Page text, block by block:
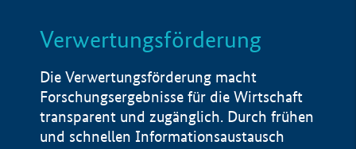
Verwertungsförderung
Die Verwertungsförderung macht
Forschungsergebnisse für die Wirtschaft
transparent und zugänglich. Durch frühen
und schnellen Informationsaustausch